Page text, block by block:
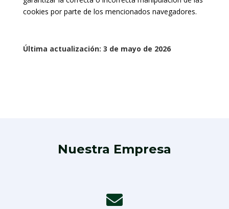
cookies por parte de los mencionados navegadores.
Última actualización: 3 de mayo de 2026
Nuestra Empresa
